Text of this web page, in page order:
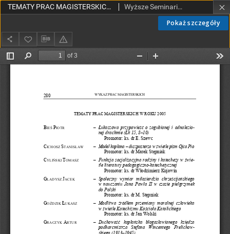
Pokaż szczegóły
TEMATY PRAC MAGISTERSKICH W ROKU 2005 Wyższe Seminarium Duchowne w Łodzi